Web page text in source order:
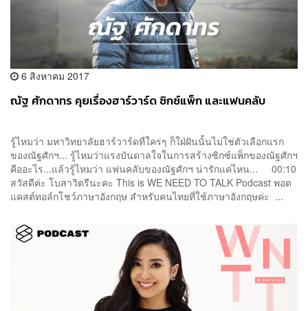
6 สิงหาคม 2017
ณัฐ ศักดาทร คุยเรื่องฮาร์วาร์ด ซิกซ์แพ็ก และแฟนคลับ
รู้ไหมว่า มหาวิทยาลัยฮาร์วาร์ดที่ใครๆ ก็ใฝ่ฝันนั้นไม่ใช่ตัวเลือกแรก
ของณัฐศักฯ... รู้ไหมว่าแรงบันดาลใจในการสร้างซิกซ์แพ็กของณัฐศักฯ
คืออะไร...แล้วรู้ไหมว่า แฟนคลับของณัฐศักฯ น่ารักแค่ไหน... 00:10
สวัสดีค่ะ โบสาวิตรีนะคะ This is WE NEED TO TALK Podcast พอด
แคสต์ทอล์กโชว์ภาษาอังกฤษ สำหรับคนไทยที่ใช้ภาษาอังกฤษค่ะ ...